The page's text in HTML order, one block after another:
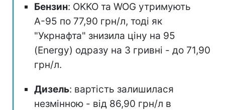
Бензин: OKKO та WOG утримують
А-95 по 77,90 грн/л, тоді як
"Укрнафта" знизила ціну на 95
(Energy) одразу на 3 гривні - до 71,90
грн/л.
Дизель: вартість залишилася
незмінною - від 86,90 грн/л в